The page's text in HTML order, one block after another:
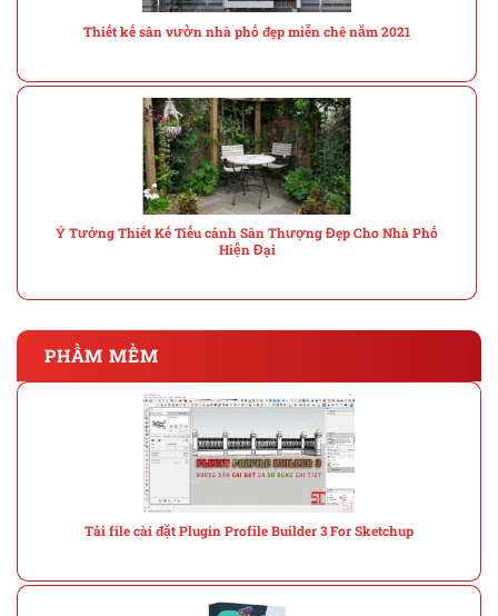
Thiết kế sân vườn nhà phố đẹp miễn chê năm 2021
Ý Tưởng Thiết Kế Tiểu cảnh Sân Thượng Đẹp Cho Nhà Phố
Hiện Đại
PHẦM MỀM
Tải file cài đặt Plugin Profile Builder 3 For Sketchup